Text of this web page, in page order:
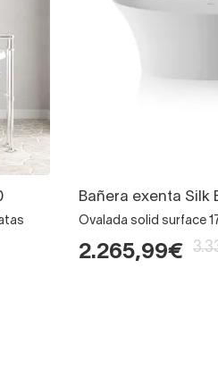
Bañera exenta Silk
Ovalada solid surface
2.265,99€